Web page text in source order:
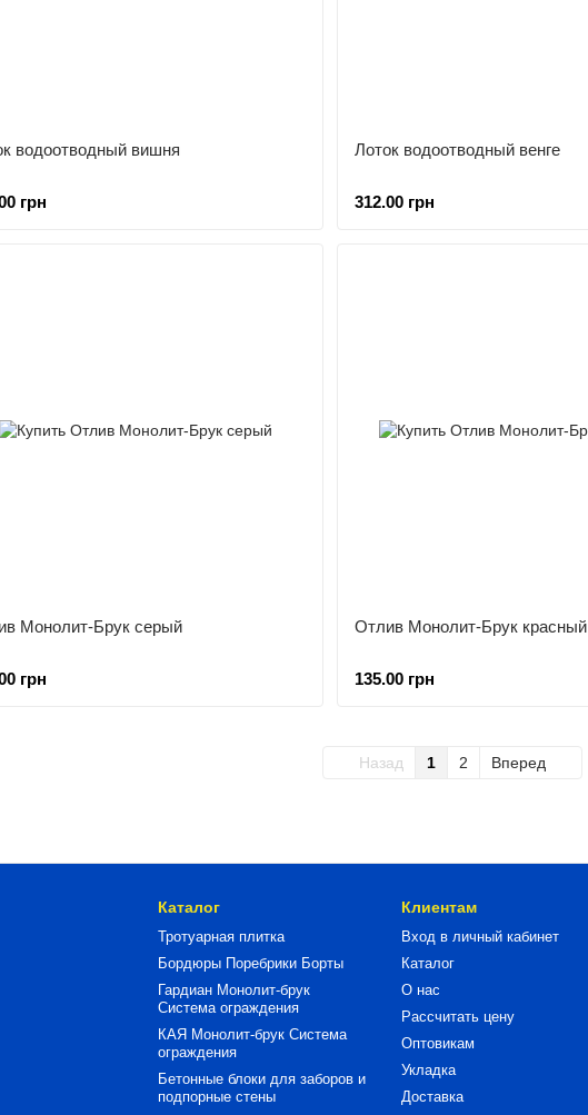
водоотводный вишня
грн
Лоток водоотводный венге
312.00 грн
Монолит-Брук серый
грн
Отлив Монолит-Брук красный
135.00 грн
Назад 1 2 Вперед
Каталог
Тротуарная плитка
Бордюры Поребрики Борты
Гардиан Монолит-брук
Система ограждения
КАЯ Монолит-брук Система
ограждения
Бетонные блоки для заборов и
подпорные стены
Клиентам
Вход в личный кабинет
Каталог
О нас
Рассчитать цену
Оптовикам
Укладка
Доставка